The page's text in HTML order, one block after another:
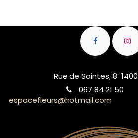
Rue de Saintes, 8
067 84 21 50
espacefleurs@hotmail.com